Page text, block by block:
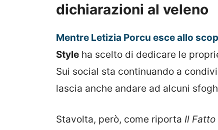
dichiarazioni al veleno
Mentre Letizia Porcu esce allo
Style ha scelto di dedicare le
Sui social sta continuando a
lascia anche andare ad alcuni
Stavolta, però, come riporta Il